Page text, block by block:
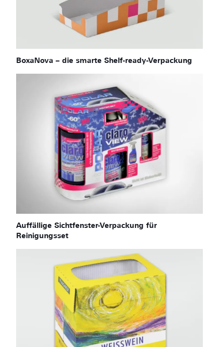
BoxaNova – die smarte Shelf-ready-Verpackung
Auffällige Sichtfenster-Verpackung für
Reinigungsset